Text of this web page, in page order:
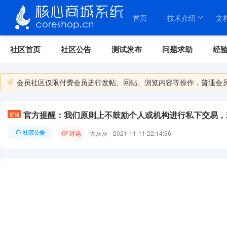
首页 技术介绍 文
关于我们
社区首页 社区公告 测试发布 问题求助 经
会员社区仅限付费会员进行发帖、回帖、浏览内容等操作，普通会
置顶
社区公告 讨论 大灰灰 2021-11-11 22:14:36